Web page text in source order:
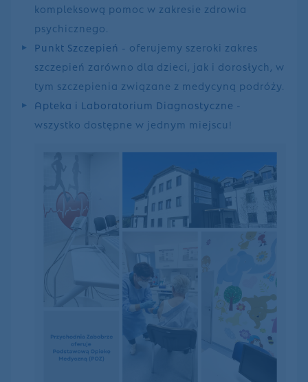
kompleksową pomoc w zakresie zdrowia
psychicznego.
Punkt Szczepień - oferujemy szeroki zakres
szczepień zarówno dla dzieci, jak i dorosłych, w
tym szczepienia związane z medycyną podróży.
Apteka i Laboratorium Diagnostyczne -
wszystko dostępne w jednym miejscu!